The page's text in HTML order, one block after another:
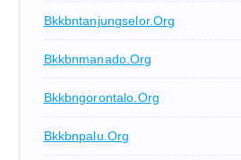
Bkkbntanjungselor.org
Bkkbnmanado.org
Bkkbngorontalo.org
Bkkbnpalu.org